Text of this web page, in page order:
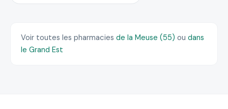
Voir toutes les pharmacies de la Meuse (55) ou dans
le Grand Est